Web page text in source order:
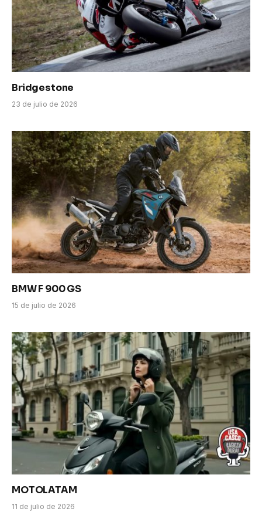
Bridgestone
23 de julio de 2026
BMW F 900 GS
15 de julio de 2026
MOTOLATAM
11 de julio de 2026